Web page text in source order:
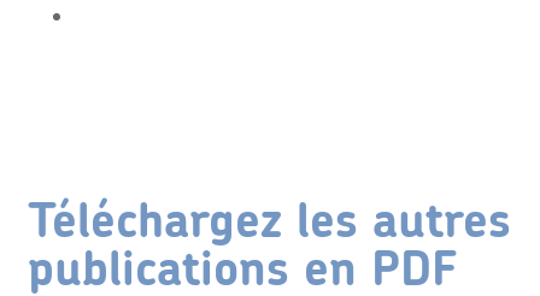
Téléchargez les autres
publications en PDF